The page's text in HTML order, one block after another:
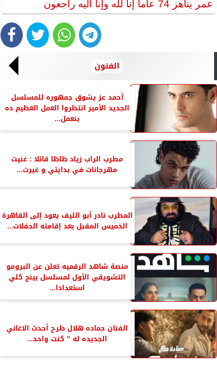
عمر يناهز 74 عاما إنا لله وإنا اليه راجعون
الفنون
أحمد عز يشوق جمهوره للمسلسل
الجديد الأمير انتظروا العمل العظيم ده
بنعمل...
مطرب الراب زياد ظاظا قائلا : غنيت
مهرجانات في بدايتي و غيرت...
المطرب نادر أبو الليف يعود إلى القاهرة
الخميس المقبل بعد إقامته الحفلات...
منصة شاهد الرقميه تعلن عن البرومو
التشويقي الأول لمسلسل بينج كلي
استعدادا...
الفنان حماده هلال طرح أحدث الاغاني
الجديده له ” كنت واحد...